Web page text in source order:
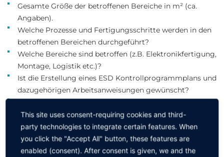
Gesamte Größe der betroffenen Bereiche in m² (ca.
Angaben).
Welche Prozesse und Fertigungsschritte werden in den
betroffenen Bereichen durchgeführt?
Welche Bereiche sind betroffen (z.B. Elektronikfertigung,
Montage, Logistik etc.)?
Ist die Erstellung eines ESD Kontrollprogrammplans und
dazugehörigen Arbeitsanweisungen gewünscht?
Müssen Typfreigaben für Materialien erstellt werden?
In welchem Zyklus sollen die Dienstleistungen erbracht
werden?
Erstellung einer Outsourcing Vereinbarung
This site uses consent-requiring cookies and third-
party technologies to integrate certain features. When
you click the "Accept All" button, these features are
enabled (consent). After consent is given, we and the